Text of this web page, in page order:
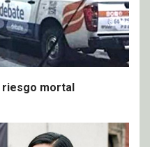
riesgo mortal